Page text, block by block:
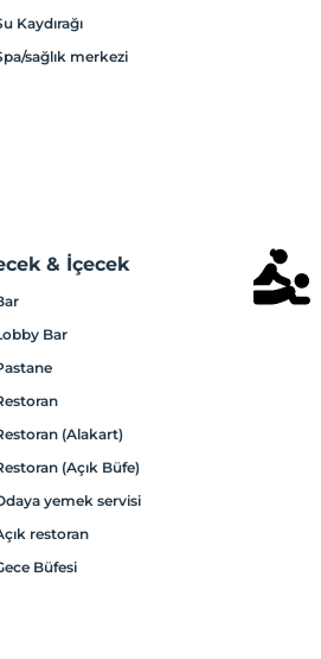
Kaydırağı
sağlık merkezi
& İçecek
Bar
(Alakart)
(Açık Büfe)
yemek servisi
restoran
Büfesi